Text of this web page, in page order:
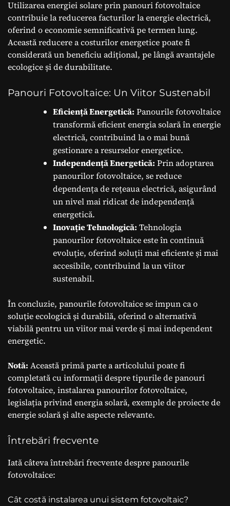
Utilizarea energiei solare prin panouri fotovoltaice
contribuie la reducerea facturilor la energie electrică,
oferind o economie semnificativă pe termen lung.
Această reducere a costurilor energetice poate fi
considerată un beneficiu adițional, pe lângă avantajele
ecologice și de durabilitate.
Panouri Fotovoltaice: Un Viitor Sustenabil
Eficiență Energetică: Panourile fotovoltaice
transformă eficient energia solară în energie
electrică, contribuind la o mai bună
gestionare a resurselor energetice.
Independență Energetică: Prin adoptarea
panourilor fotovoltaice, se reduce
dependența de rețeaua electrică, asigurând
un nivel mai ridicat de independență
energetică.
Inovație Tehnologică: Tehnologia
panourilor fotovoltaice este în continuă
evoluție, oferind soluții mai eficiente și mai
accesibile, contribuind la un viitor
sustenabil.
În concluzie, panourile fotovoltaice se impun ca o
soluție ecologică și durabilă, oferind o alternativă
viabilă pentru un viitor mai verde și mai independent
energetic.
Notă: Această primă parte a articolului poate fi
completată cu informații despre tipurile de panouri
fotovoltaice, instalarea panourilor fotovoltaice,
legislația privind energia solară, exemple de proiecte de
energie solară și alte aspecte relevante.
Întrebări frecvente
Iată câteva întrebări frecvente despre panourile
fotovoltaice:
Cât costă instalarea unui sistem fotovoltaic?